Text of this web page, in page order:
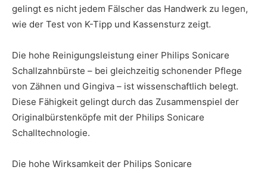
gelingt es nicht jedem Fälscher das Handwerk zu legen,
wie der Test von K-Tipp und Kassensturz zeigt.
Die hohe Reinigungsleistung einer Philips Sonicare
Schallzahnbürste – bei gleichzeitig schonender Pflege
von Zähnen und Gingiva – ist wissenschaftlich belegt.
Diese Fähigkeit gelingt durch das Zusammenspiel der
Originalbürstenköpfe mit der Philips Sonicare
Schalltechnologie.
Die hohe Wirksamkeit der Philips Sonicare